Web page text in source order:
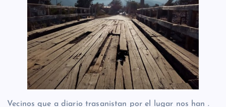
Vecinos que a diario trasanistan por el lugar nos han .